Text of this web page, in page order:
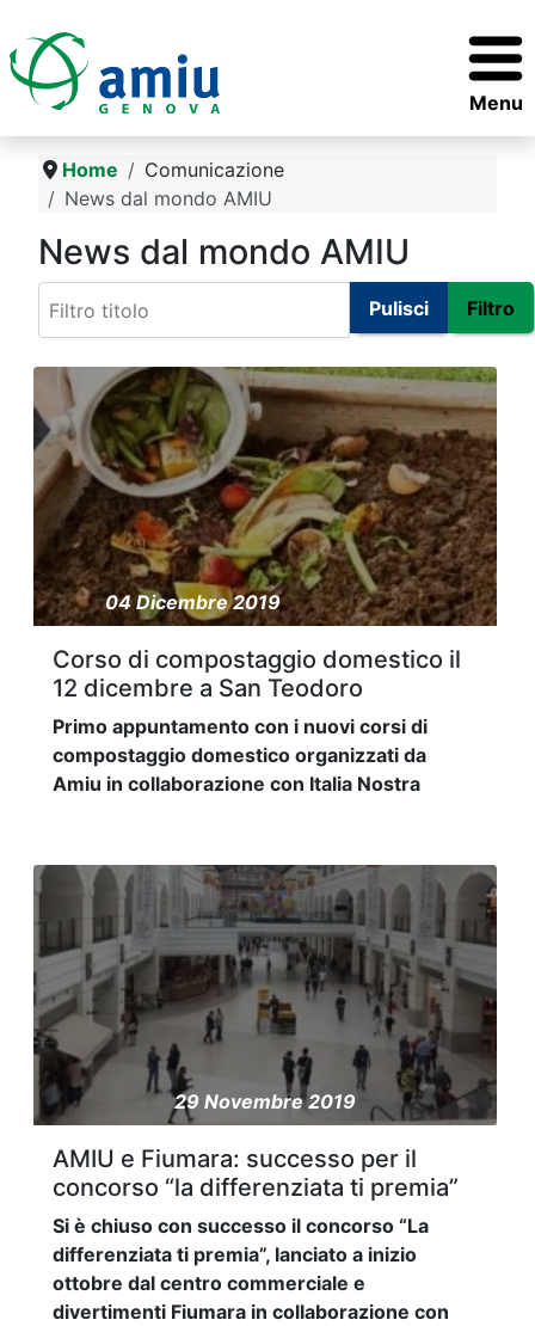
Menu
Home
Comunicazione
News dal mondo AMIU
News dal mondo AMIU
Pulisci Filtro
04 Dicembre 2019
Corso di compostaggio domestico il
12 dicembre a San Teodoro
Primo appuntamento con i nuovi corsi di
compostaggio domestico organizzati da
Amiu in collaborazione con Italia Nostra
29 Novembre 2019
AMIU e Fiumara: successo per il
concorso “la differenziata ti premia”
Si è chiuso con successo il concorso “La
differenziata ti premia”, lanciato a inizio
ottobre dal centro commerciale e
divertimenti Fiumara in collaborazione con